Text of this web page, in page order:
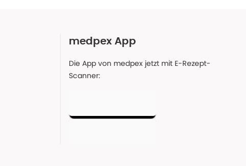
medpex App
Die App von medpex jetzt mit E-Rezept-
Scanner: